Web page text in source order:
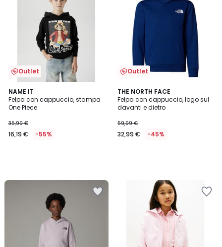
Outlet
NAME IT
Felpa con cappuccio, stampa
One Piece
35,99 €
16,19 € -55%
Outlet
THE NORTH FACE
Felpa con cappuccio, logo sul
davanti e dietro
59,99 €
32,99 € -45%